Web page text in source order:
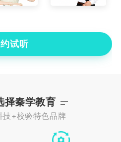
试听
择秦学教育
技+校验特色品牌